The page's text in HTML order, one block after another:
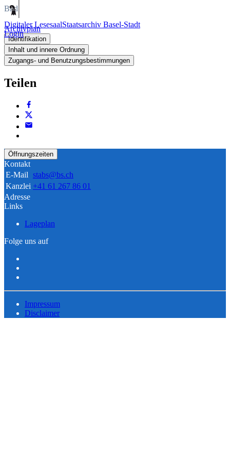
Digitaler LesesaalStaatsarchiv Basel-Stadt
Login
Bild
Archivplan
Identifikation
Inhalt und innere Ordnung
Zugangs- und Benutzungsbestimmungen
Teilen
Öffnungszeiten
Kontakt
E-Mail stabs@bs.ch
Kanzlei +41 61 267 86 01
Adresse
Links
Lageplan
Folge uns auf
Impressum
Disclaimer